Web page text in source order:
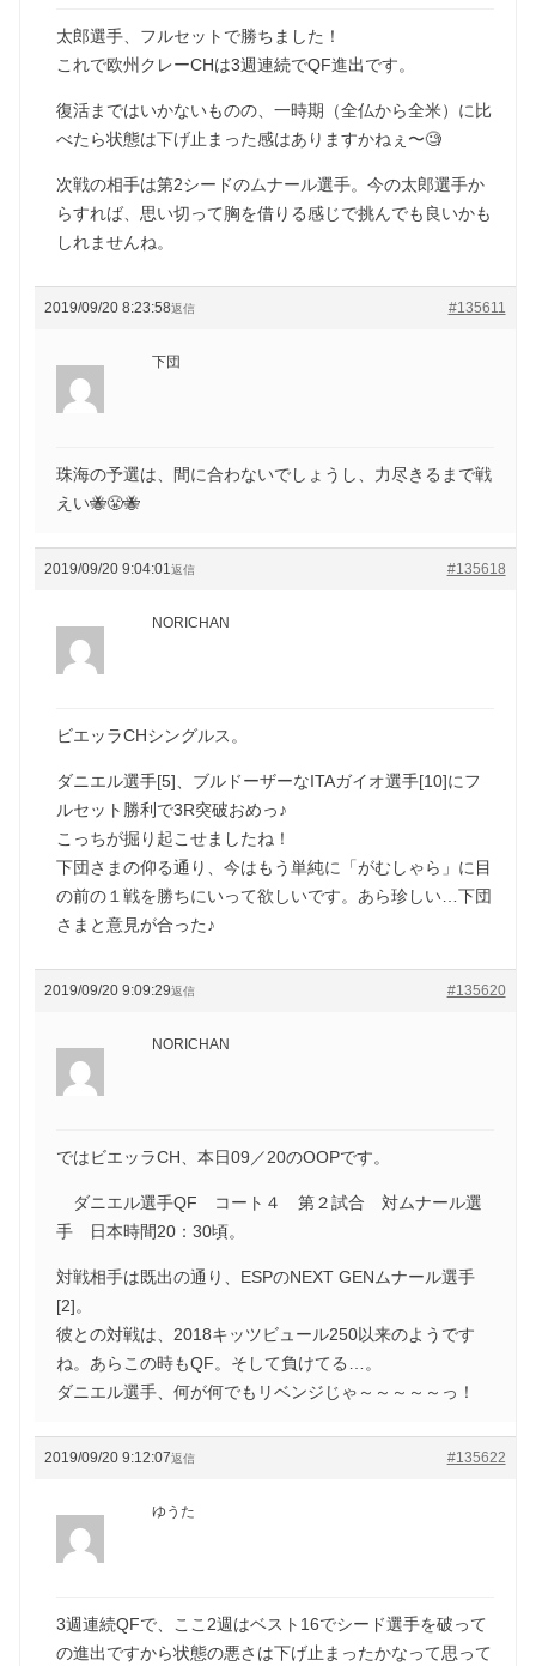
太郎選手、フルセットで勝ちました！
これで欧州クレーCHは3週連続でQF進出です。
復活まではいかないものの、一時期（全仏から全米）に比
べたら状態は下げ止まった感はありますかねぇ〜🧐
次戦の相手は第2シードのムナール選手。今の太郎選手か
らすれば、思い切って胸を借りる感じで挑んでも良いかも
しれませんね。
2019/09/20 8:23:58 #135611
返信
下団
珠海の予選は、間に合わないでしょうし、力尽きるまで戦
えい🐝😤🐝
2019/09/20 9:04:01 #135618
返信
NORICHAN
ビエッラCHシングルス。
ダニエル選手[5]、ブルドーザーなITAガイオ選手[10]にフ
ルセット勝利で3R突破おめっ♪
こっちが掘り起こせましたね！
下団さまの仰る通り、今はもう単純に「がむしゃら」に目
の前の１戦を勝ちにいって欲しいです。あら珍しい…下団
さまと意見が合った♪
2019/09/20 9:09:29 #135620
返信
NORICHAN
ではビエッラCH、本日09／20のOOPです。
ダニエル選手QF コート４ 第２試合 対ムナール選
手 日本時間20：30頃。
対戦相手は既出の通り、ESPのNEXT GENムナール選手
[2]。
彼との対戦は、2018キッツビュール250以来のようです
ね。あらこの時もQF。そして負けてる…。
ダニエル選手、何が何でもリベンジじゃ～～～～～っ！
2019/09/20 9:12:07 #135622
返信
ゆうた
3週連続QFで、ここ2週はベスト16でシード選手を破って
の進出ですから状態の悪さは下げ止まったかなって思って